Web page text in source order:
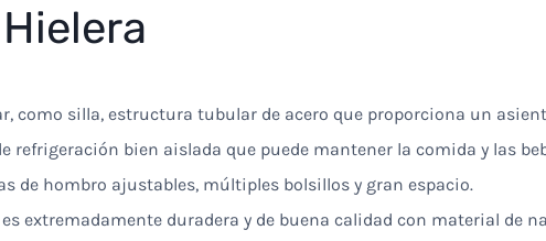
como silla, estructura tubular de acero que proporciona un
refrigeración bien aislada que puede mantener la comida y las
de hombro ajustables, múltiples bolsillos y gran espacio.
extremadamente duradera y de buena calidad con material de